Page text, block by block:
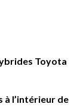
Toyota
à l’intérieur de